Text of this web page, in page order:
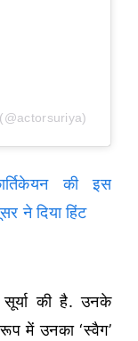
की इस
ने दिया हिंट
की है. उनके
में उनका ‘स्वैग’